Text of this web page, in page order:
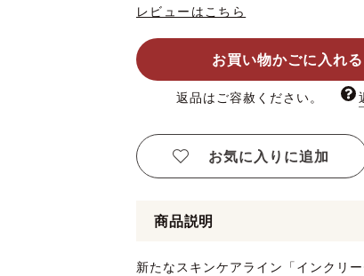
レビューはこちら
お買い物かごに入れる
返品はご容赦ください。
お気に入りに追加
商品説明
新たなスキンケアライン「インクリー